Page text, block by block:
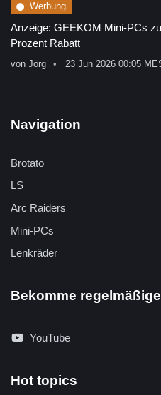
Werbung
Anzeige: GEEKOM Mini-PCs
Prozent Rabatt
von Jörg 23 Jun 2026 00:05
Navigation
Brotato
LS
Arc Raiders
Mini-PCs
Lenkräder
Bekomme
YouTube
Hot topics